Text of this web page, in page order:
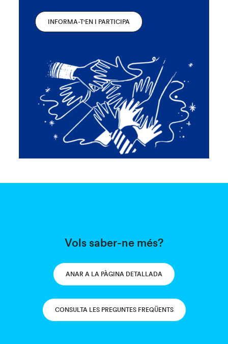
INFORMA-T'EN I PARTICIPA
Vols saber-ne més?
ANAR A LA PÀGINA DETALLADA
CONSULTA LES PREGUNTES FREQÜENTS